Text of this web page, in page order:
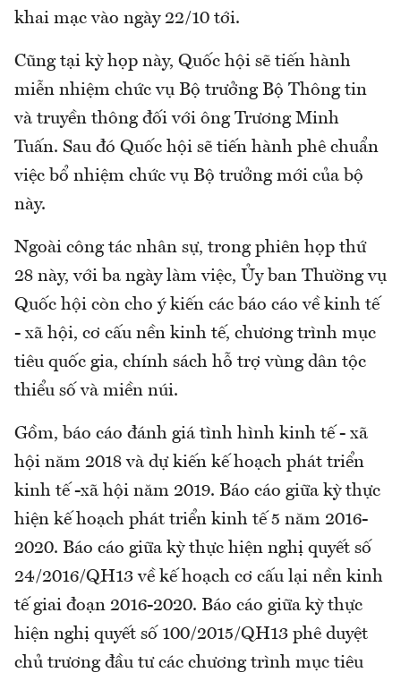
khai mạc vào ngày 22/10 tới.
Cũng tại kỳ họp này, Quốc hội sẽ tiến hành
miễn nhiệm chức vụ Bộ trưởng Bộ Thông tin
và truyền thông đối với ông Trương Minh
Tuấn. Sau đó Quốc hội sẽ tiến hành phê chuẩn
việc bổ nhiệm chức vụ Bộ trưởng mới của bộ
này.
Ngoài công tác nhân sự, trong phiên họp thứ
28 này, với ba ngày làm việc, Ủy ban Thường vụ
Quốc hội còn cho ý kiến các báo cáo về kinh tế
- xã hội, cơ cấu nền kinh tế, chương trình mục
tiêu quốc gia, chính sách hỗ trợ vùng dân tộc
thiểu số và miền núi.
Gồm, báo cáo đánh giá tình hình kinh tế - xã
hội năm 2018 và dự kiến kế hoạch phát triển
kinh tế -xã hội năm 2019. Báo cáo giữa kỳ thực
hiện kế hoạch phát triển kinh tế 5 năm 2016-
2020. Báo cáo giữa kỳ thực hiện nghị quyết số
24/2016/QH13 về kế hoạch cơ cấu lại nền kinh
tế giai đoạn 2016-2020. Báo cáo giữa kỳ thực
hiện nghị quyết số 100/2015/QH13 phê duyệt
chủ trương đầu tư các chương trình mục tiêu